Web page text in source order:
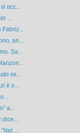
occ...
...
Fabriz...
an...
Sa...
se...
è o...
...
a...
dice...
...